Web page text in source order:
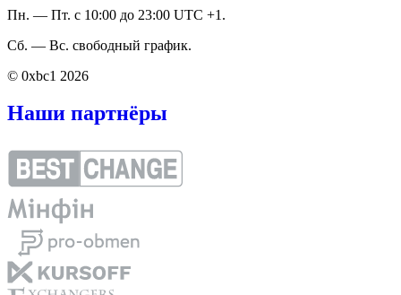
Пн. — Пт. с 10:00 до 23:00 UTC +1.
Сб. — Вс. свободный график.
© 0xbc1 2026
Наши партнёры